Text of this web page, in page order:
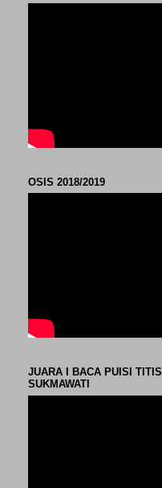
OSIS 2018/2019
JUARA I BACA PUISI TITIS
SUKMAWATI